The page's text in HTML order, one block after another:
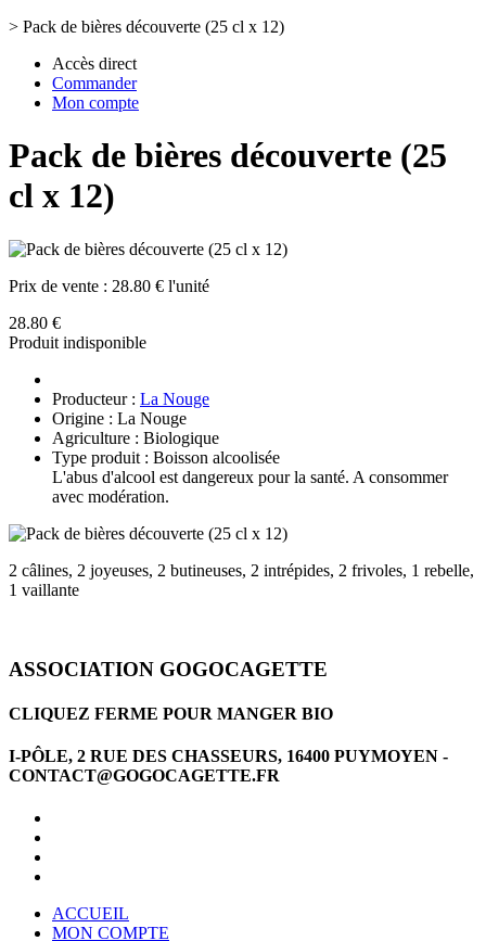
> Pack de bières découverte (25 cl x 12)
Accès direct
Commander
Mon compte
Pack de bières découverte (25
cl x 12)
Prix de vente : 28.80 € l'unité
28.80 €
Produit indisponible
Producteur : La Nouge
Origine : La Nouge
Agriculture : Biologique
Type produit : Boisson alcoolisée
L'abus d'alcool est dangereux pour la santé. A consommer
avec modération.
2 câlines, 2 joyeuses, 2 butineuses, 2 intrépides, 2 frivoles, 1 rebelle,
1 vaillante
ASSOCIATION GOGOCAGETTE
CLIQUEZ FERME POUR MANGER BIO
I-PÔLE, 2 RUE DES CHASSEURS, 16400 PUYMOYEN -
CONTACT@GOGOCAGETTE.FR
ACCUEIL
MON COMPTE